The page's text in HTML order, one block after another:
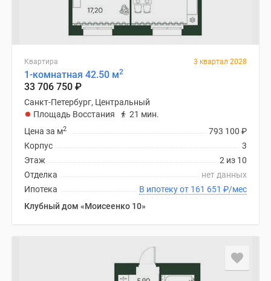
Квартира 3 квартал 2028
1-комнатная 42.50 м2
33 706 750 ₽
Санкт-Петербург, Центральный
Площадь Восстания
21 мин.
793 100 ₽
Цена за м2
3
Корпус
2 из 10
Этаж
нет данных
Отделка
В ипотеку от 161 651 ₽/мес
Ипотека
Клубный дом «Моисеенко 10»